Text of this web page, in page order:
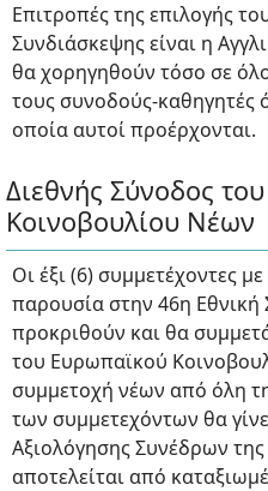
Επιτροπές της επιλογής
Συνδιάσκεψης είναι η
θα χορηγηθούν τόσο σε
τους συνοδούς-καθηγητές
οποία αυτοί προέρχονται.
Διεθνής Σύνοδος
Κοινοβουλίου Νέων
Οι έξι (6) συμμετέχοντες
παρουσία στην 46η
προκριθούν και θα
του Ευρωπαϊκού
συμμετοχή νέων από όλη
των συμμετεχόντων θα
Αξιολόγησης Συνέδρων
αποτελείται από